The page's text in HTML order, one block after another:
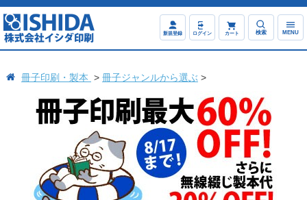
新規登録 ログイン カート 検索 MENU
冊子印刷・製本 冊子ジャンルから選ぶ